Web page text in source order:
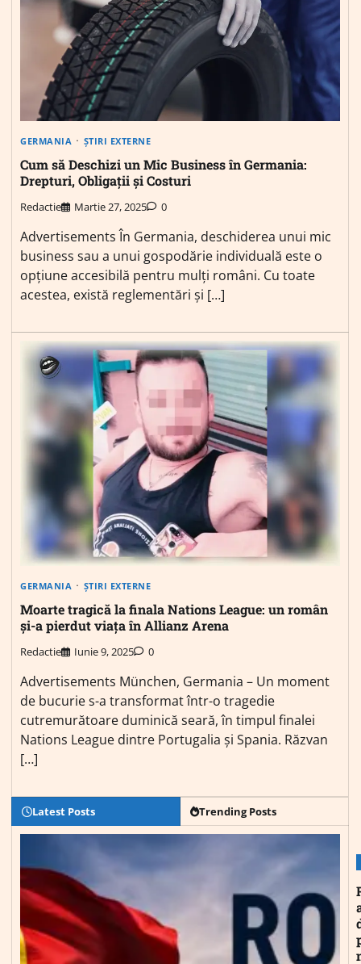
GERMANIA ȘTIRI EXTERNE
Cum să Deschizi un Mic Business în Germania:
Drepturi, Obligații și Costuri
Redactie Martie 27, 2025 0
Advertisements În Germania, deschiderea unui mic
business sau a unui gospodărie individuală este o
opțiune accesibilă pentru mulți români. Cu toate
acestea, există reglementări și […]
GERMANIA ȘTIRI EXTERNE
Moarte tragică la finala Nations League: un român
și-a pierdut viața în Allianz Arena
Redactie Iunie 9, 2025 0
Advertisements München, Germania – Un moment
de bucurie s-a transformat într-o tragedie
cutremurătoare duminică seară, în timpul finalei
Nations League dintre Portugalia și Spania. Răzvan
[…]
Latest Posts Trending Posts